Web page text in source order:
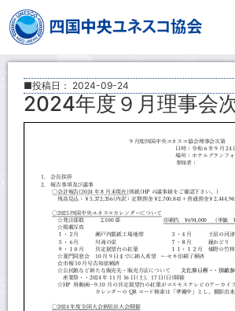
■投稿日： 2024-09-24
2024年度９月理事会